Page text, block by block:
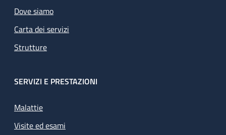
Dove siamo
Carta dei servizi
Strutture
SERVIZI E PRESTAZIONI
Malattie
Visite ed esami